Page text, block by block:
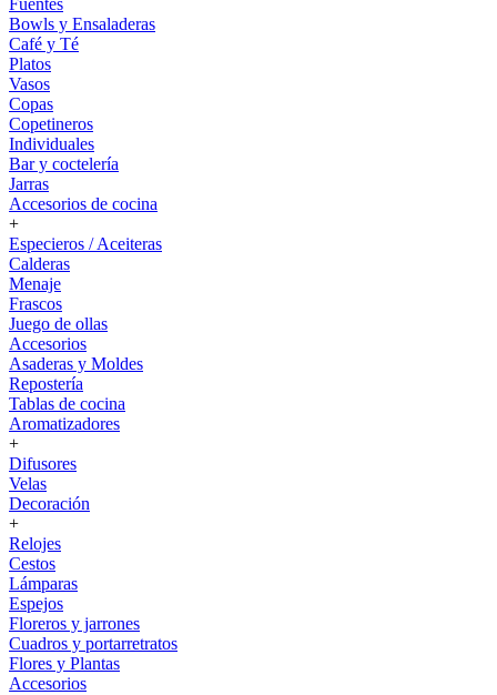
Fuentes
Bowls y Ensaladeras
Café y Té
Platos
Vasos
Copas
Copetineros
Individuales
Bar y coctelería
Jarras
Accesorios de cocina
+
Especieros / Aceiteras
Calderas
Menaje
Frascos
Juego de ollas
Accesorios
Asaderas y Moldes
Repostería
Tablas de cocina
Aromatizadores
+
Difusores
Velas
Decoración
+
Relojes
Cestos
Lámparas
Espejos
Floreros y jarrones
Cuadros y portarretratos
Flores y Plantas
Accesorios